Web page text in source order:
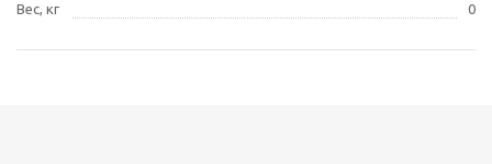
Вес, кг
0